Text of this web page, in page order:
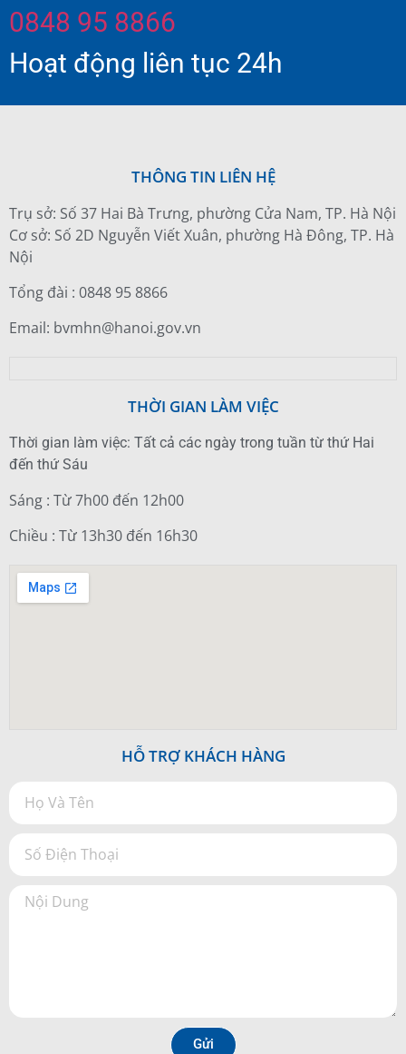
0848 95 8866
Hoạt động liên tục 24h
THÔNG TIN LIÊN HỆ
Trụ sở: Số 37 Hai Bà Trưng, phường Cửa Nam, TP. Hà Nội
Cơ sở: Số 2D Nguyễn Viết Xuân, phường Hà Đông, TP. Hà
Nội
Tổng đài : 0848 95 8866
Email: bvmhn@hanoi.gov.vn
THỜI GIAN LÀM VIỆC
Thời gian làm việc: Tất cả các ngày trong tuần từ thứ Hai
đến thứ Sáu
Sáng : Từ 7h00 đến 12h00
Chiều : Từ 13h30 đến 16h30
HỖ TRỢ KHÁCH HÀNG
Gửi